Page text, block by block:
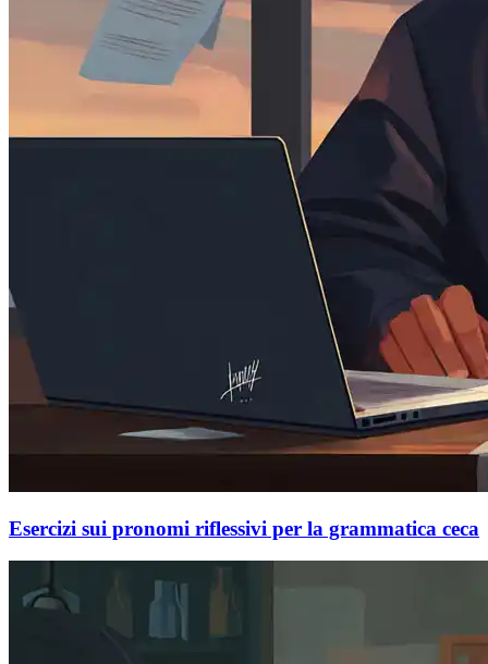
Esercizi sui pronomi riflessivi per la grammatica ceca